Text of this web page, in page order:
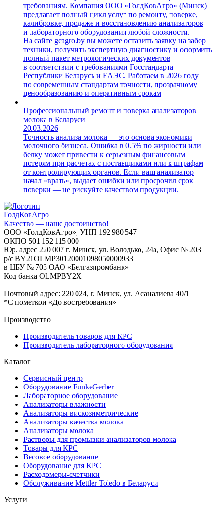
требованиям. Компания ООО «ГолдКовАгро» (Минск)
предлагает полный цикл услуг по ремонту, поверке,
калибровке, продаже и восстановлению анализаторов
и лабораторного оборудования любой сложности.
На сайте gcagro.by вы можете оставить заявку на забор
техники, получить экспертную диагностику и оформить
полный пакет метрологических документов
в соответствии с требованиями Госстандарта
Республики Беларусь и ЕАЭС. Работаем в 2026 году
по современным стандартам точности, прозрачному
ценообразованию и оперативным срокам
Профессиональный ремонт и поверка анализаторов
молока в Беларуси
20.03.2026
Точность анализа молока — это основа экономики
молочного бизнеса. Ошибка в 0.5% по жирности или
белку может привести к серьезным финансовым
потерям при расчетах с поставщиками или к штрафам
от контролирующих органов. Если ваш анализатор
начал «врать», выдает ошибки или просрочил срок
поверки — не рискуйте качеством продукции.
ГолдКовАгро
Качество — наше достоинство!
ООО «ГолдКовАгро», УНП 192 980 547
ОКПО 501 152 115 000
Юр. адрес 220 007 г. Минск, ул. Володько, 24а, Офис № 203
р/с BY21OLMP30120001098050000933
в ЦБУ № 703 ОАО «Белгазпромбанк»
Код банка OLMPBY2X
Почтовый адрес: 220 024, г. Минск, ул. Асаналиева 40/1
*С пометкой «До востребования»
Производство
Производитель товаров для КРС
Производитель лабораторного оборудования
Каталог
Сервисный центр
Оборудование FunkeGerber
Лабораторное оборудование
Анализаторы влажности
Анализаторы вискозиметрические
Анализаторы качества молока
Анализаторы молока
Растворы для промывки анализаторов молока
Товары для КРС
Весовое оборудование
Оборудование для КРС
Расходомеры-счетчики
Обслуживание Mettler Toledo в Беларуси
Услуги